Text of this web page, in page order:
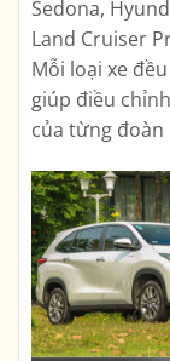
Sedona,
Land Cruiser
Mỗi loại xe
giúp điều
của từng đoàn